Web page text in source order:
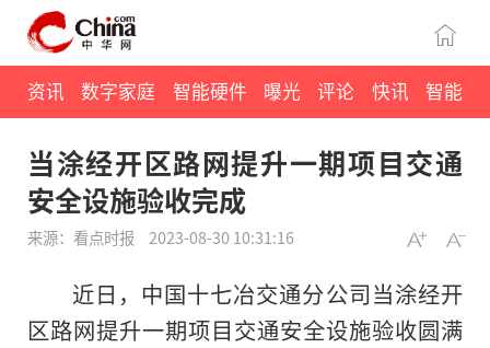
资讯 数字家庭 智能硬件 曝光 评论 快讯 智能
当涂经开区路网提升一期项目交通
安全设施验收完成
来源：看点时报 2023-08-30 10:31:16
近日，中国十七冶交通分公司当涂经开
区路网提升一期项目交通安全设施验收圆满